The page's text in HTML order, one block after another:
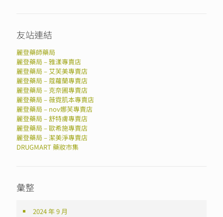
友站連結
麗登藥師藥局
麗登藥局 – 雅漾專賣店
麗登藥局 – 艾芙美專賣店
麗登藥局 – 蔻蘿蘭專賣店
麗登藥局 – 克奈圃專賣店
麗登藥局 – 薇霓肌本專賣店
麗登藥局 – nov娜芙專賣店
麗登藥局 – 舒特膚專賣店
麗登藥局 – 歐希施專賣店
麗登藥局 – 潔美淨專賣店
DRUGMART 藥妝市集
彙整
2024 年 9 月